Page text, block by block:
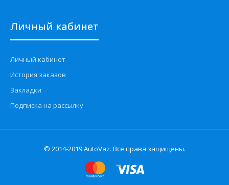
Личный кабинет
Личный кабинет
История заказов
Закладки
Подписка на рассылку
© 2014-2019 AutoVaz. Все права защищены.